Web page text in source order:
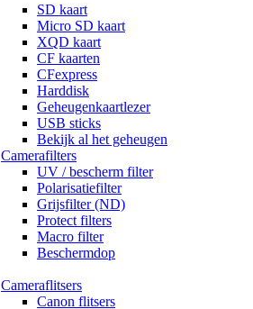
SD kaart
Micro SD kaart
XQD kaart
CF kaarten
CFexpress
Harddisk
Geheugenkaartlezer
USB sticks
Bekijk al het geheugen
Camerafilters
UV / bescherm filter
Polarisatiefilter
Grijsfilter (ND)
Protect filters
Macro filter
Beschermdop
Cameraflitsers
Canon flitsers